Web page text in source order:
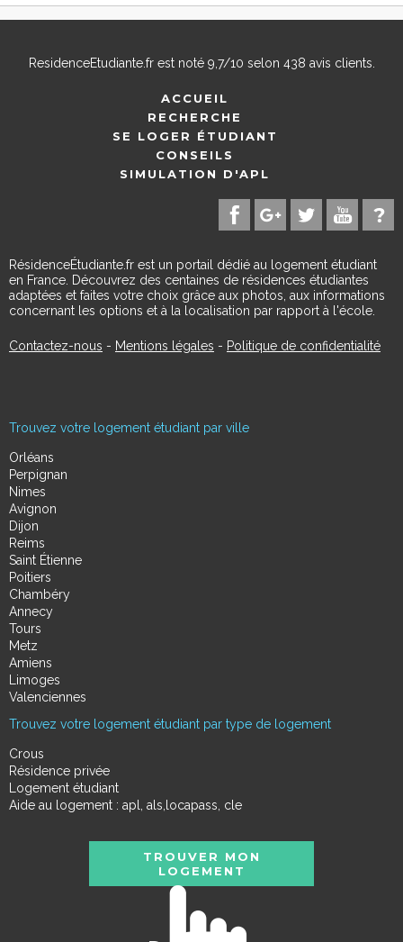
ResidenceEtudiante.frest noté 9,7/10 selon 438 avis clients.
ACCUEIL
RECHERCHE
SE LOGER ÉTUDIANT
CONSEILS
SIMULATION D'APL
RésidenceÉtudiante.fr est un portail dédié au logement étudiant
en France. Découvrez des centaines de résidences étudiantes
adaptées et faites votre choix grâce aux photos, aux informations
concernant les options et à la localisation par rapport à l'école.
Contactez-nous - Mentions légales - Politique de confidentialité
Trouvez votre logement étudiant par ville
Orléans
Perpignan
Nimes
Avignon
Dijon
Reims
Saint Étienne
Poitiers
Chambéry
Annecy
Tours
Metz
Amiens
Limoges
Valenciennes
Trouvez votre logement étudiant par type de logement
Crous
Résidence privée
Logement étudiant
Aide au logement : apl, als,locapass, cle
TROUVER MON
LOGEMENT